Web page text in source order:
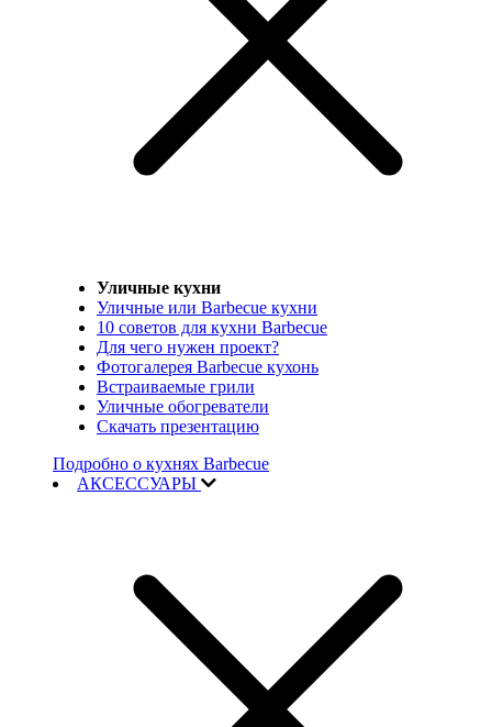
Уличные кухни
Уличные или Barbecue кухни
10 советов для кухни Barbecue
Для чего нужен проект?
Фотогалерея Barbecue кухонь
Встраиваемые грили
Уличные обогреватели
Скачать презентацию
Подробно о кухнях Barbecue
АКСЕССУАРЫ